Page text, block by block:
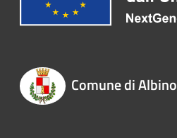
Comune di Albino